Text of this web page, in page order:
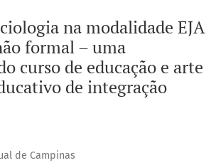
na modalidade EJA
formal – uma
curso de educação e arte
de integração
de Campinas